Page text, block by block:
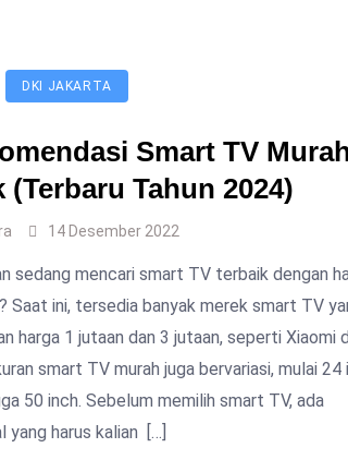
DKI JAKARTA
Smart TV
(Terbaru Tahun 2024)
14 Desember 2022
sedang mencari smart TV terbaik dengan
Saat ini, tersedia banyak merek smart TV
harga 1 jutaan dan 3 jutaan, seperti Xiaomi
smart TV murah juga bervariasi, mulai 24
50 inch. Sebelum memilih smart TV, ada
yang harus kalian […]